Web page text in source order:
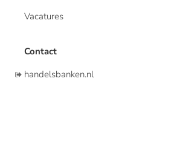
Vacatures
Contact
handelsbanken.nl